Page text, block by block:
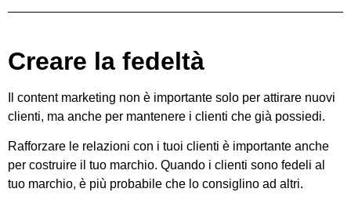
Creare la fedeltà
Il content marketing non è importante solo per attirare nuovi
clienti, ma anche per mantenere i clienti che già possiedi.
Rafforzare le relazioni con i tuoi clienti è importante anche
per costruire il tuo marchio. Quando i clienti sono fedeli al
tuo marchio, è più probabile che lo consiglino ad altri.